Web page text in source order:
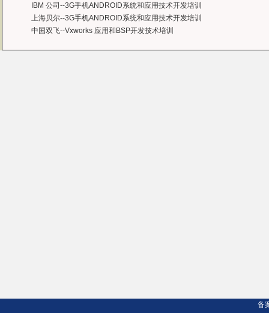
IBM 公司--3G手机ANDROID系统和应用技术开发培训
上海贝尔--3G手机ANDROID系统和应用技术开发培训
中国双飞--Vxworks 应用和BSP开发技术培训
备